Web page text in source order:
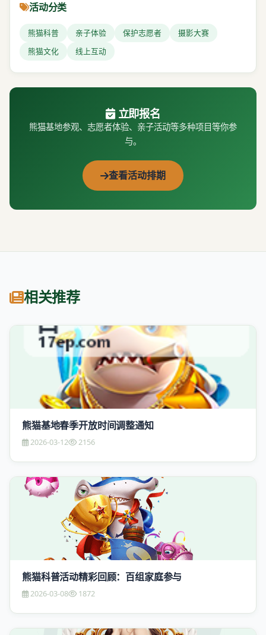
活动分类
熊猫科普 亲子体验 保护志愿者
摄影大赛
熊猫文化
线上互动
立即报名
熊猫基地参观、志愿者体验、亲子活动等多种项目等你参
与。
查看活动排期
相关推荐
熊猫基地春季开放时间调整通知
2026-03-12 2156
熊猫科普活动精彩回顾：百组家庭参与
2026-03-08 1872